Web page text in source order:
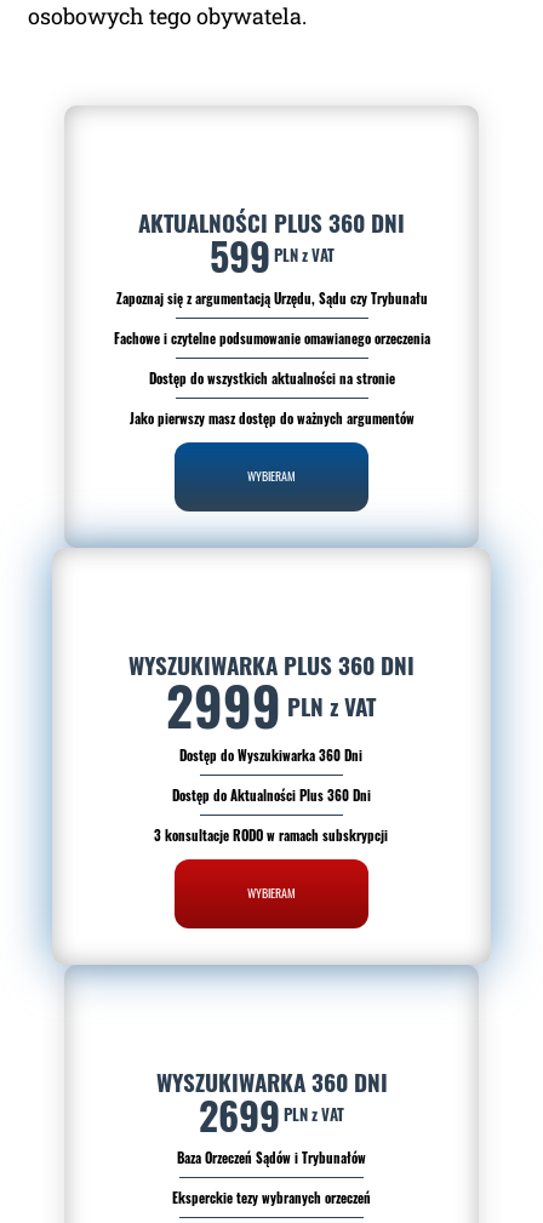
osobowych tego obywatela.
AKTUALNOŚCI PLUS 360 DNI
599 PLN z VAT
Zapoznaj się z argumentacją Urzędu, Sądu czy Trybunału
Fachowe i czytelne podsumowanie omawianego orzeczenia
Dostęp do wszystkich aktualności na stronie
Jako pierwszy masz dostęp do ważnych argumentów
WYBIERAM
WYSZUKIWARKA PLUS 360 DNI
2999 PLN z VAT
Dostęp do Wyszukiwarka 360 Dni
Dostęp do Aktualności Plus 360 Dni
3 konsultacje RODO w ramach subskrypcji
WYBIERAM
WYSZUKIWARKA 360 DNI
2699 PLN z VAT
Baza Orzeczeń Sądów i Trybunałów
Eksperckie tezy wybranych orzeczeń